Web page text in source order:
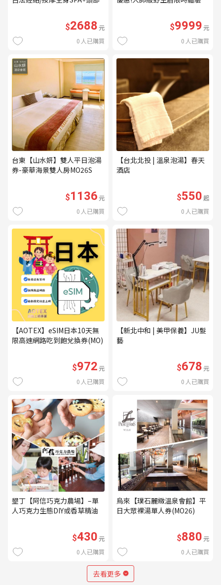
$2688元
0 人已購買
優惠券（無補色） (MO)
$9999元
0 人已購買
台東【山水妍】雙人平日泡湯
券-豪華海景雙人房MO26S
$1136元
0 人已購買
【台北北投 | 溫泉泡湯】春天
酒店
$550起
0 人已購買
【AOTEX】eSIM日本10天無
限高速網路吃到飽兌換券(MO)
$972元
0 人已購買
【新北中和 | 美甲保養】JU髮
藝
$678元
0 人已購買
墾丁【阿信巧克力農場】–單
人巧克力生態DIY或香草精油
$430元
0 人已購買
烏來【璞石麗緻溫泉會館】平
日大眾裸湯單人券(MO26)
$880元
0 人已購買
去看更多